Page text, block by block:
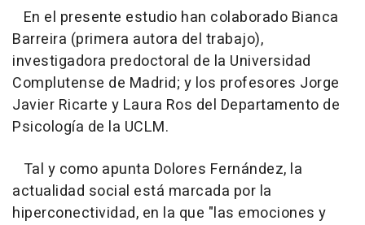
En el presente estudio han colaborado Bianca
Barreira (primera autora del trabajo),
investigadora predoctoral de la Universidad
Complutense de Madrid; y los profesores Jorge
Javier Ricarte y Laura Ros del Departamento de
Psicología de la UCLM.
Tal y como apunta Dolores Fernández, la
actualidad social está marcada por la
hiperconectividad, en la que "las emociones y